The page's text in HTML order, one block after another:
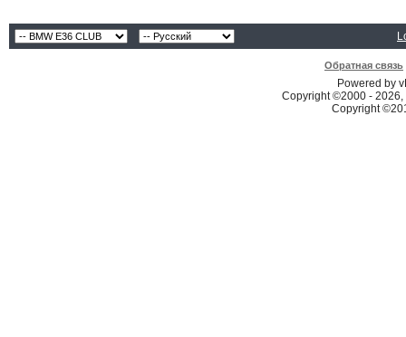
Обратная связь
Powered by
Copyright ©2000 -
Copyright